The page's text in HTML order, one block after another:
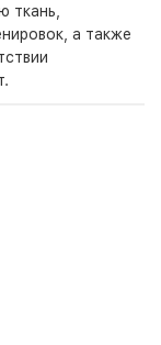
ткань,
а также